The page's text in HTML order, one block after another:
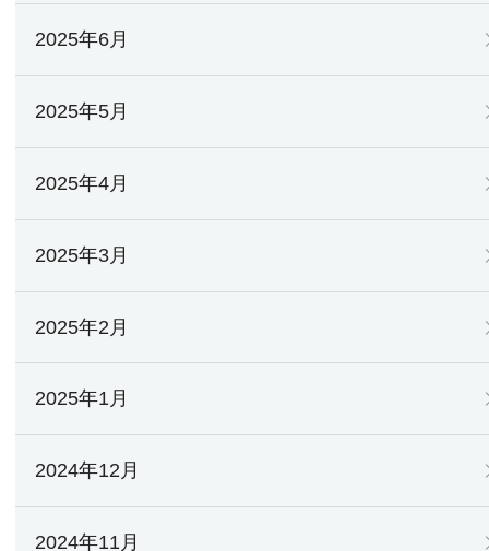
2025年6月
2025年5月
2025年4月
2025年3月
2025年2月
2025年1月
2024年12月
2024年11月